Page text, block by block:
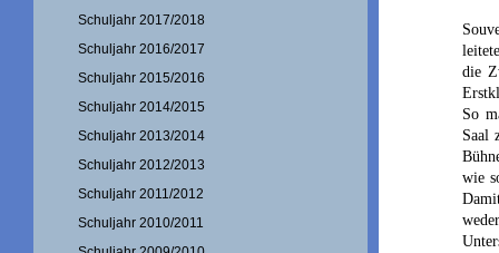
Schuljahr 2017/2018
Schuljahr 2016/2017
Schuljahr 2015/2016
Schuljahr 2014/2015
Schuljahr 2013/2014
Schuljahr 2012/2013
Schuljahr 2011/2012
Schuljahr 2010/2011
die
So
Saal
wie